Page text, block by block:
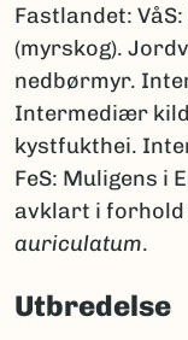
Fastlandet:
(myrskog).
nedbørmyr.
Intermediær
kystfukthei.
FeS: Muligens i
avklart i
auriculatum.
Utbredelse